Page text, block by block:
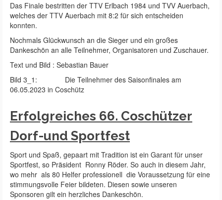
Das Finale bestritten der TTV Erlbach 1984 und TVV Auerbach,
welches der TTV Auerbach mit 8:2 für sich entscheiden
konnten.
Nochmals Glückwunsch an die Sieger und ein großes
Dankeschön an alle Teilnehmer, Organisatoren und Zuschauer.
Text und Bild : Sebastian Bauer
Bild 3_1: Die Teilnehmer des Saisonfinales am
06.05.2023 in Coschütz
Erfolgreiches 66. Coschützer
Dorf-und Sportfest
Sport und Spaß, gepaart mit Tradition ist ein Garant für unser
Sportfest, so Präsident Ronny Röder. So auch in diesem Jahr,
wo mehr als 80 Helfer professionell die Voraussetzung für eine
stimmungsvolle Feier bildeten. Diesen sowie unseren
Sponsoren gilt ein herzliches Dankeschön.